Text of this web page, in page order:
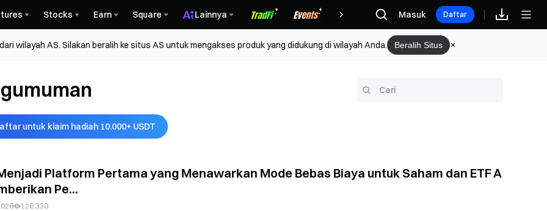
Stocks Earn Square Lainnya Hadiah Masuk Daftar
wilayah AS. Silakan beralih ke situs AS untuk mengakses produk yang didukung di wilayah Anda. Beralih Situs
untuk klaim hadiah 10.000+ USDT
Platform Pertama yang Menawarkan Mode Bebas Biaya untuk Saham dan ETF A
Pe...
126.330